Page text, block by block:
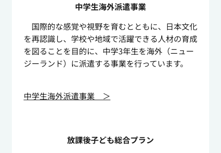
中学生海外派遣事業
国際的な感覚や視野を育むとともに、日本文化
を再認識し、学校や地域で活躍できる人材の育成
を図ることを目的に、中学3年生を海外（ニュー
ジーランド）に派遣する事業を行っています。
中学生海外派遣事業 ＞
放課後子ども総合プラン